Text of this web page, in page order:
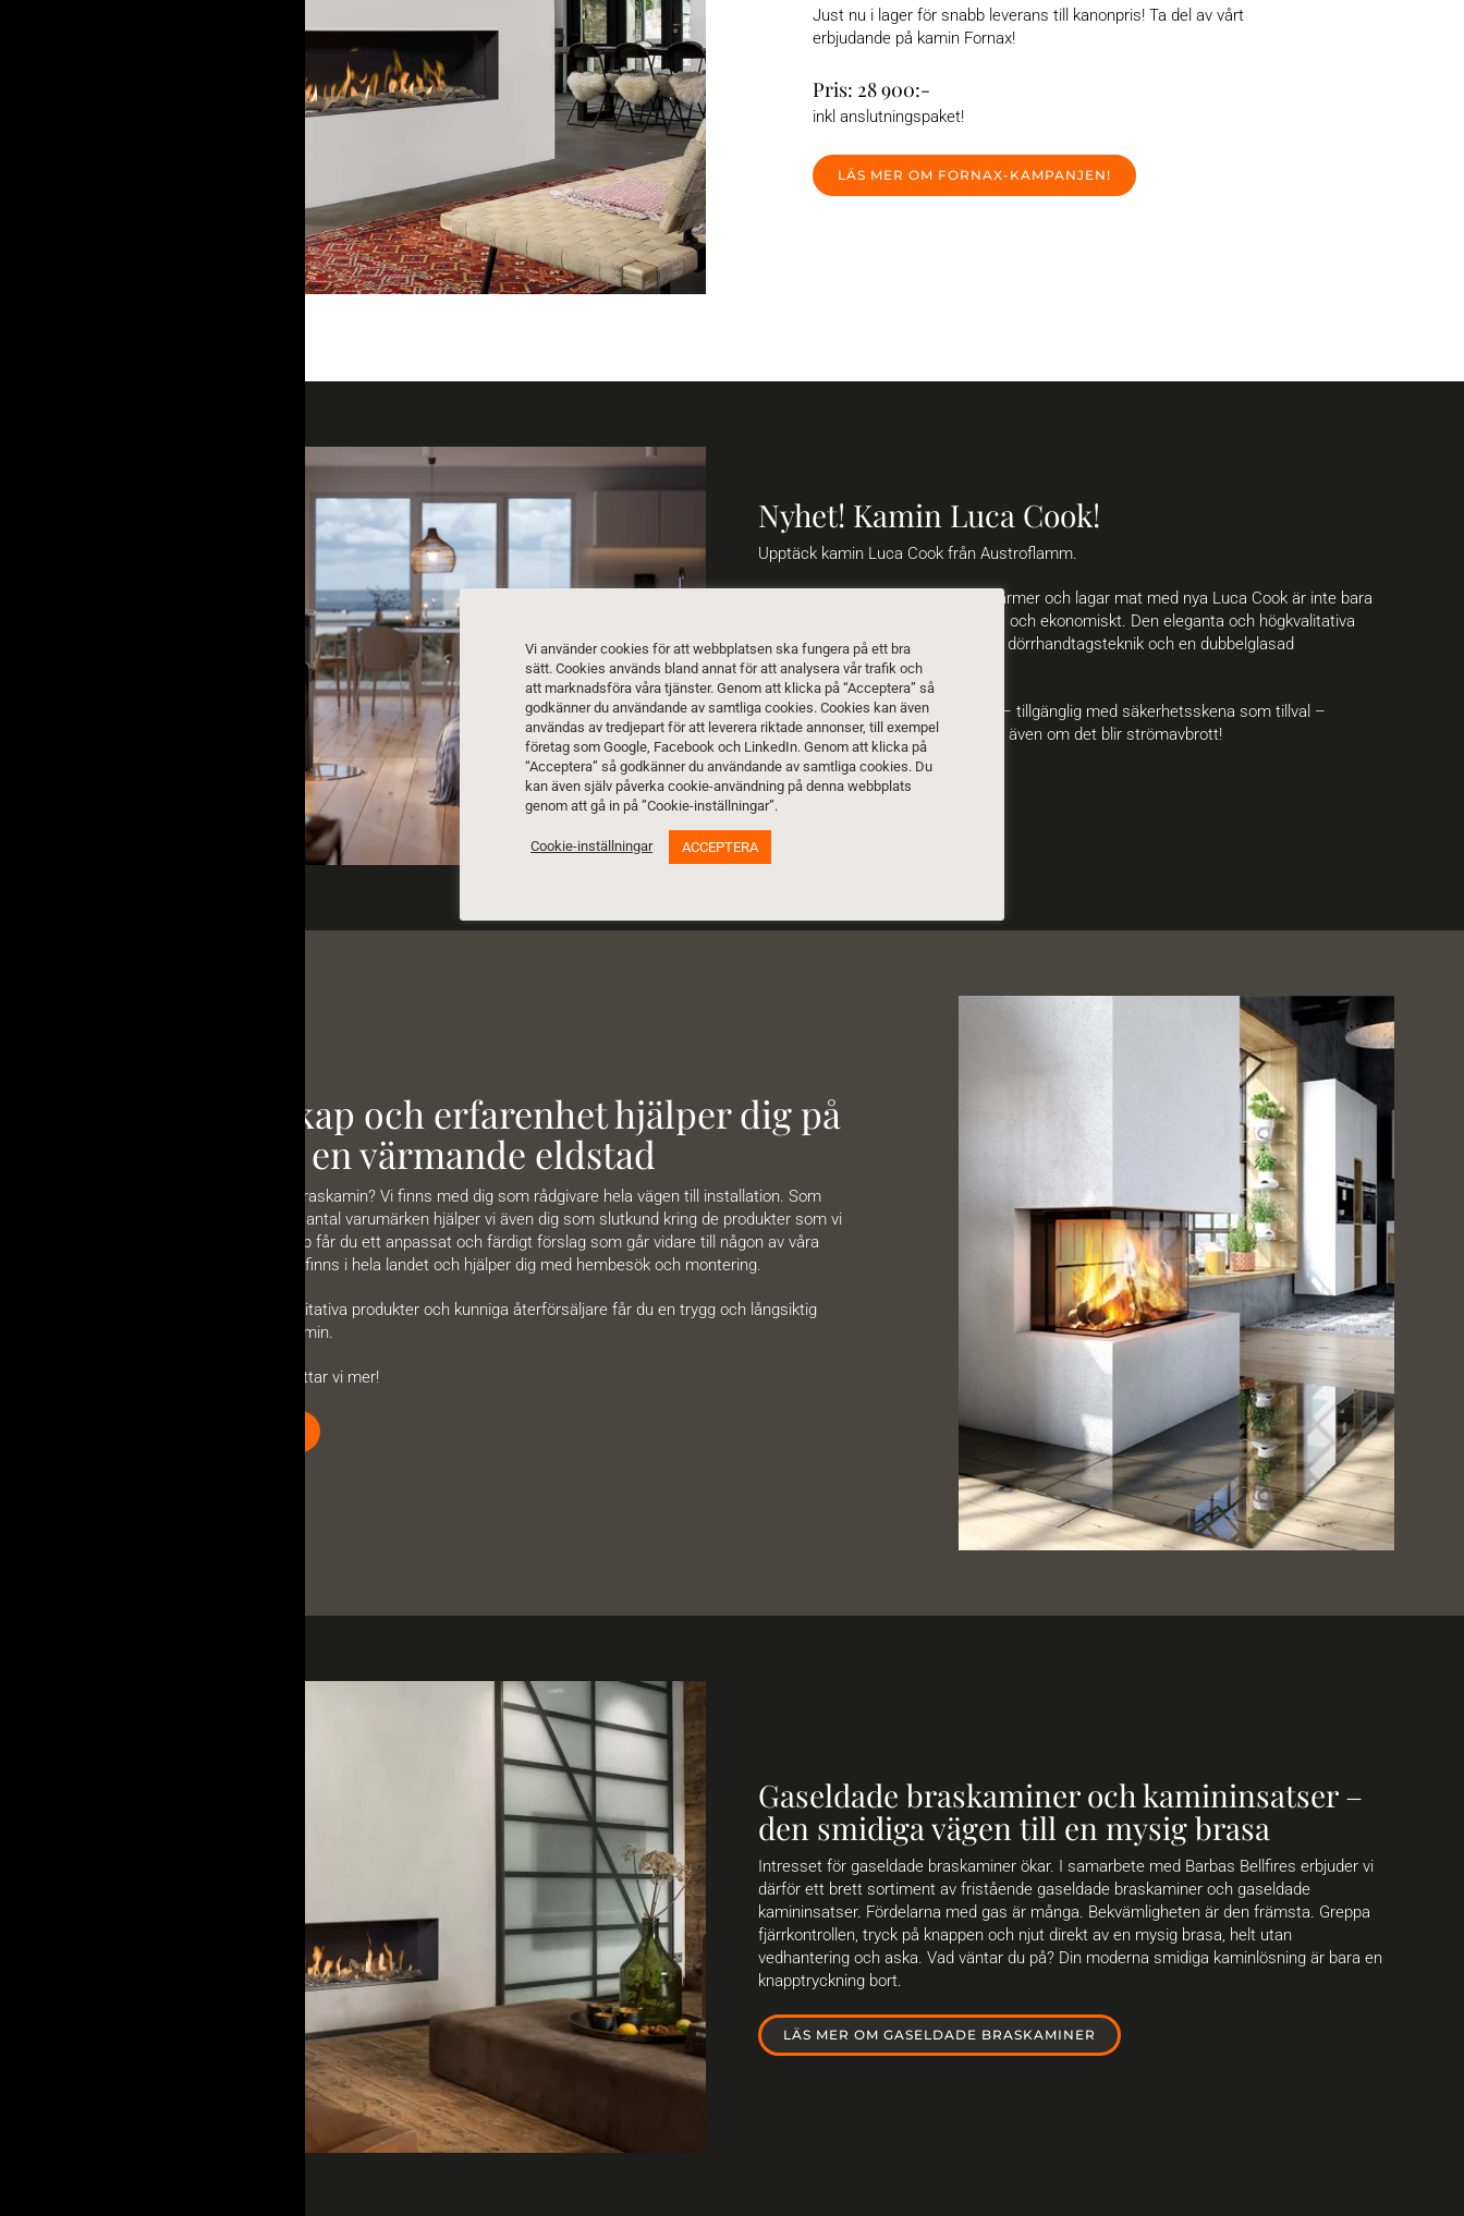
Just nu i lager för snabb leverans till kanonpris! Ta del av vårt
erbjudande på kamin Fornax!
Pris: 28 900:-
inkl anslutningspaket!
LÄS MER OM FORNAX-KAMPANJEN!
Nyhet! Kamin Luca Cook!
Upptäck kamin Luca Cook från Austroflamm.
Att kunna koppla av medan man värmer och lagar mat med nya Luca Cook är inte bara
ett sant nöje utan också ekologiskt och ekonomiskt. Den eleganta och högkvalitativa
kaminen är utrustad med innovativ dörrhandtagsteknik och en dubbelglasad
gjutjärnsdörr.
Tack vare den stora värmeplattan – tillgänglig med säkerhetsskena som tillval –
kommer ditt kök att hålla sig varmt även om det blir strömavbrott!
Ladda ner pdf för mer info »
Vår kunskap och erfarenhet hjälper dig på
vägen till en värmande eldstad
Drömmer du om en braskamin? Vi finns med dig som rådgivare hela vägen till installation. Som
generalagentur till ett antal varumärken hjälper vi även dig som slutkund kring de produkter som vi
erbjuder. Med vår hjälp får du ett anpassat och färdigt förslag som går vidare till någon av våra
återförsäljare. Dessa finns i hela landet och hjälper dig med hembesök och montering.
Med vår expertis, kvalitativa produkter och kunniga återförsäljare får du en trygg och långsiktig
lösning för din braskamin.
Kontakta oss så berättar vi mer!
Gaseldade braskaminer och kamininsatser –
den smidiga vägen till en mysig brasa
Intresset för gaseldade braskaminer ökar. I samarbete med Barbas Bellfires erbjuder vi
därför ett brett sortiment av fristående gaseldade braskaminer och gaseldade
kamininsatser. Fördelarna med gas är många. Bekvämligheten är den främsta. Greppa
fjärrkontrollen, tryck på knappen och njut direkt av en mysig brasa, helt utan
vedhantering och aska. Vad väntar du på? Din moderna smidiga kaminlösning är bara en
knapptryckning bort.
LÄS MER OM GASELDADE BRASKAMINER
Vi använder cookies för att webbplatsen ska fungera på ett bra
sätt. Cookies används bland annat för att analysera vår trafik och
att marknadsföra våra tjänster. Genom att klicka på “Acceptera” så
godkänner du användande av samtliga cookies. Cookies kan även
användas av tredjepart för att leverera riktade annonser, till exempel
företag som Google, Facebook och LinkedIn. Genom att klicka på
“Acceptera” så godkänner du användande av samtliga cookies. Du
kan även själv påverka cookie-användning på denna webbplats
genom att gå in på ”Cookie-inställningar”.
Cookie-inställningar ACCEPTERA